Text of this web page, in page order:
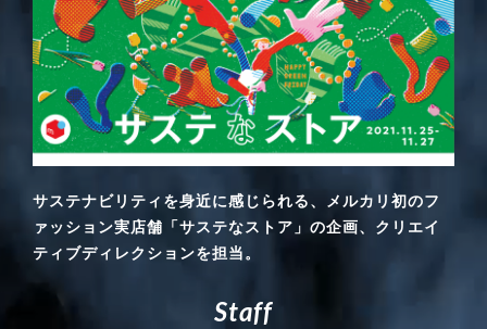
サステナビリティを身近に感じられる、メルカリ初のフ
ァッション実店舗「サステなストア」の企画、クリエイ
ティブディレクションを担当。
Staff